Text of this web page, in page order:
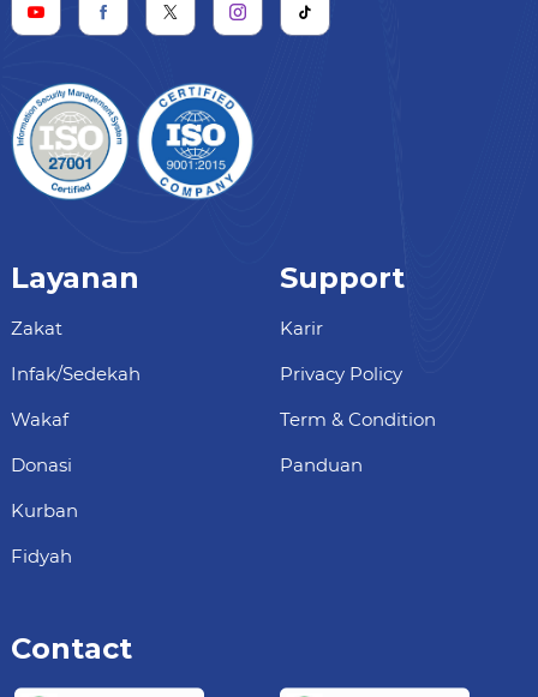
Layanan
Zakat
Infak/Sedekah
Wakaf
Donasi
Kurban
Fidyah
Support
Karir
Privacy Policy
Term & Condition
Panduan
Contact